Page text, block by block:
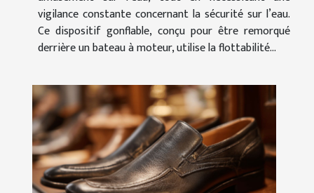
vigilance constante concernant la sécurité sur l’eau.
Ce dispositif gonflable, conçu pour être remorqué
derrière un bateau à moteur, utilise la flottabilité...